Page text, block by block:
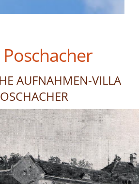
AUFNAHMEN-VILLA